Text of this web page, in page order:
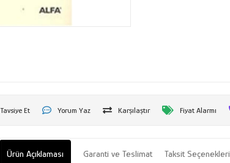
Tavsiye Et Yorum Yaz Karşılaştır Fiyat Alarmı
Ürün Açıklaması Garanti ve Teslimat Taksit Seçenekleri